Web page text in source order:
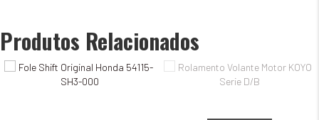
DProdutos Relacionados